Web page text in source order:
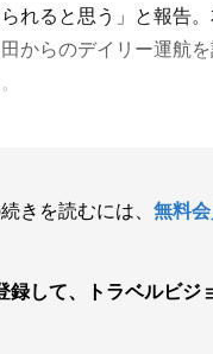
れると思う」と報告
からのデイリー運航
きを読むには、 無料
録して、 トラベルビジ